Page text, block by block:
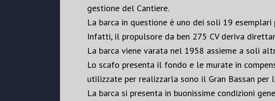
gestione del Cantiere.
La barca in questione è uno dei soli 19
Infatti, il propulsore da ben 275 CV deriva
La barca viene varata nel 1958 assieme a soli
Lo scafo presenta il fondo e le murate in
utilizzate per realizzarla sono il Gran Bassan
La barca si presenta in buonissime condizioni